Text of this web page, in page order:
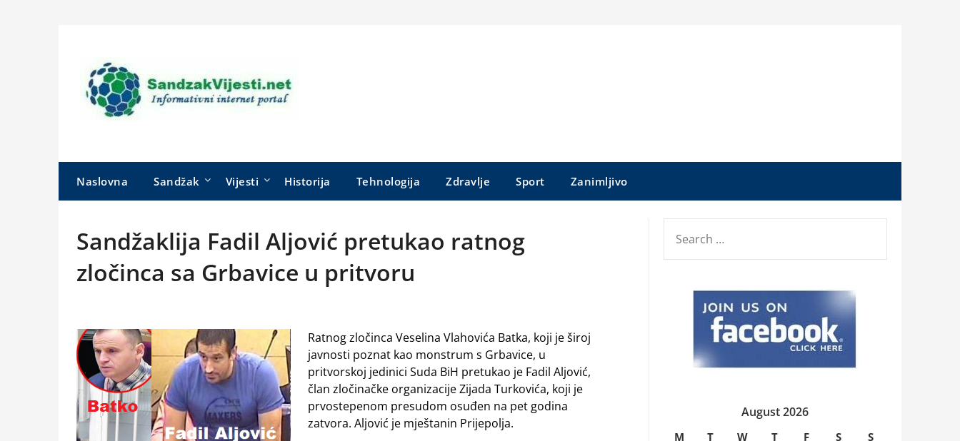
Naslovna Sandžak Vijesti Historija Tehnologija Zdravlje Sport Zanimljivo
Sandžaklija Fadil Aljović pretukao ratnog
zločinca sa Grbavice u pritvoru
Ratnog zločinca Veselina Vlahovića Batka, koji je široj
javnosti poznat kao monstrum s Grbavice, u
pritvorskoj jedinici Suda BiH pretukao je Fadil Aljović,
član zločinačke organizacije Zijada Turkovića, koji je
prvostepenom presudom osuđen na pet godina
zatvora. Aljović je mještanin Prijepolja.
FOR:
August 2026
M T W T F S
S